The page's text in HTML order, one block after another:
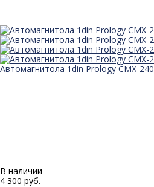
Автомагнитола 1din Prology CMX-240
В наличии
4 300 руб.